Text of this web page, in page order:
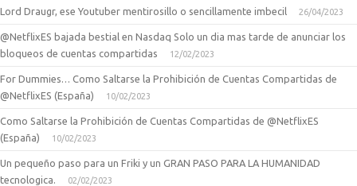
Lord Draugr, ese Youtuber mentirosillo o sencillamente imbecil 26/04/2023
@NetflixES bajada bestial en Nasdaq Solo un dia mas tarde de anunciar los
bloqueos de cuentas compartidas
12/02/2023
For Dummies… Como Saltarse la Prohibición de Cuentas Compartidas de
@NetflixES (España)
10/02/2023
Como Saltarse la Prohibición de Cuentas Compartidas de @NetflixES
(España)
10/02/2023
Un pequeño paso para un Friki y un GRAN PASO PARA LA HUMANIDAD
tecnologica.
02/02/2023